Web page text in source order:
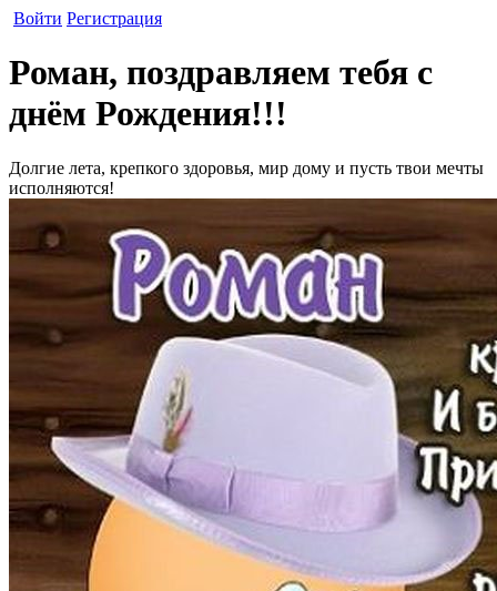
Войти Регистрация
Роман, поздравляем тебя с
днём Рождения!!!
Долгие лета, крепкого здоровья, мир дому и пусть твои мечты
исполняются!